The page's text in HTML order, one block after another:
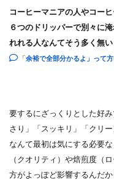
コーヒーマニアの人やコー
６つのドリッパーで別々に
れれる人なんてそう多く無い
「余裕で全部分かるよ」って
要するにざっくりとした好
さり」「スッキリ」「クリ
なんて最初は気にする必要
（クオリティ）や焙煎度（
方がよっぽど影響するんだか